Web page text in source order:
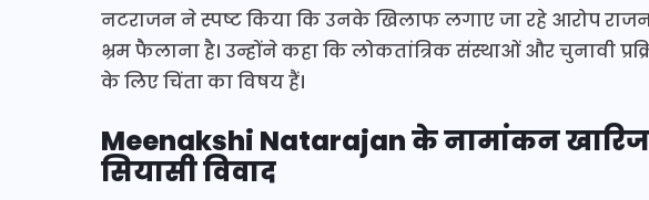
नटराजन ने स्पष्ट किया कि उनके खिलाफ लगाए जा रहे आरोप
भ्रम फैलाना है। उन्होंने कहा कि लोकतांत्रिक संस्थाओं और चुनावी
के लिए चिंता का विषय हैं।
Meenakshi Natarajan के नामांकन
सियासी विवाद